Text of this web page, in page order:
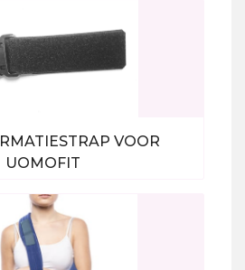
VOOR
UOMOFIT
alle producten